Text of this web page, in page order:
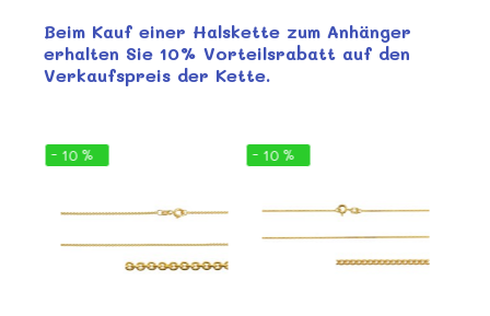
- 10 % - 10 %
Beim Kauf einer Halskette zum Anhänger
erhalten Sie 10% Vorteilsrabatt auf den
Verkaufspreis der Kette.